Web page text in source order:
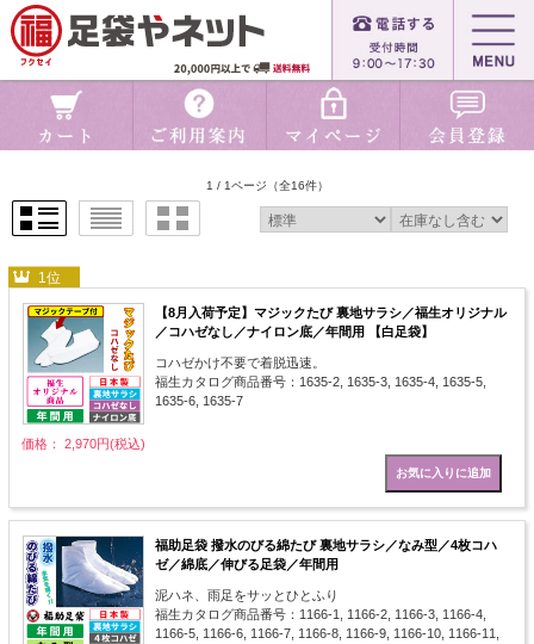
1 / 1ページ （全16件）
1位
【8月入荷予定】マジックたび 裏地サラシ／福生オリジナル
／コハゼなし／ナイロン底／年間用 【白足袋】
コハゼかけ不要で着脱迅速。
福生カタログ商品番号：1635-2, 1635-3, 1635-4, 1635-5,
1635-6, 1635-7
価格： 2,970円(税込)
福助足袋 撥水のびる綿たび 裏地サラシ／なみ型／4枚コハ
ゼ／綿底／伸びる足袋／年間用
泥ハネ、雨足をサッとひとふり
福生カタログ商品番号：1166-1, 1166-2, 1166-3, 1166-4,
1166-5, 1166-6, 1166-7, 1166-8, 1166-9, 1166-10, 1166-11,